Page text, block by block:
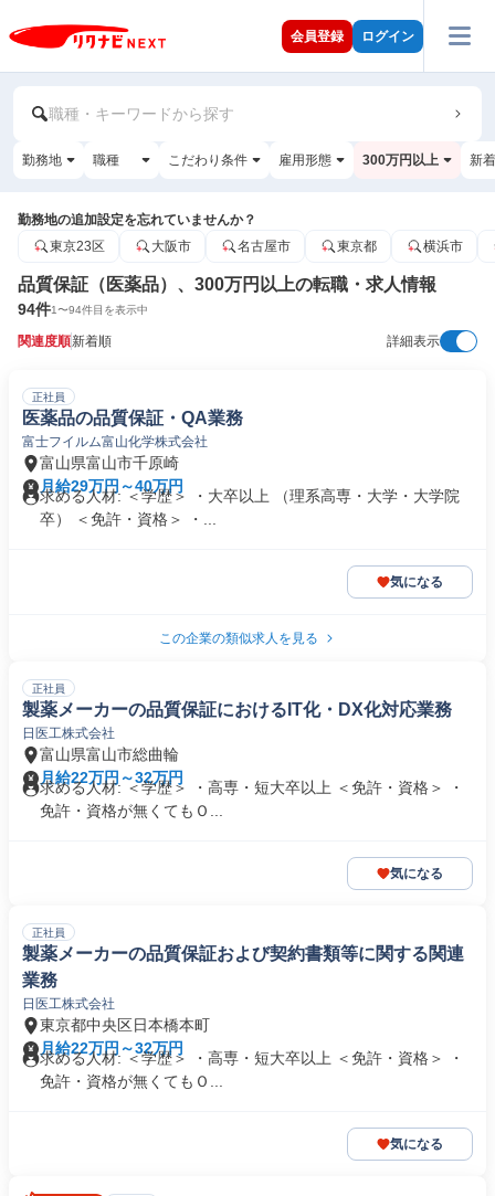
会員登録 ログイン
職種・キーワードから探す
勤務地 職種 こだわり条件 雇用形態 300万円以上 新
勤務地の追加設定を忘れていませんか？
東京23区
大阪市 名古屋市 東京都 横浜市
品質保証（医薬品）、300万円以上の転職・求人情報
94件1〜94件目を表示中
関連度順新着順 詳細表示
正社員
医薬品の品質保証・QA業務
富士フイルム富山化学株式会社
富山県富山市千原崎
月給29万円～40万円
求める人材: ＜学歴＞ ・大卒以上 （理系高専・大学・大学院
卒） ＜免許・資格＞ ・...
気になる
この企業の類似求人を見る
正社員
製薬メーカーの品質保証におけるIT化・DX化対応業務
日医工株式会社
富山県富山市総曲輪
月給22万円～32万円
求める人材: ＜学歴＞ ・高専・短大卒以上 ＜免許・資格＞ ・
免許・資格が無くてもＯ...
気になる
正社員
製薬メーカーの品質保証および契約書類等に関する関連
業務
日医工株式会社
東京都中央区日本橋本町
月給22万円～32万円
求める人材: ＜学歴＞ ・高専・短大卒以上 ＜免許・資格＞ ・
免許・資格が無くてもＯ...
気になる